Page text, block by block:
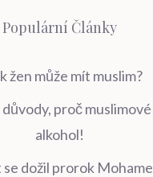
Populární Články
žen může mít muslim?
proč muslimové
alkohol!
se dožil prorok